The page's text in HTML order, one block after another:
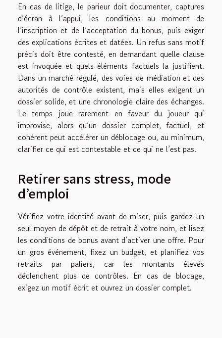
En cas de litige, le parieur doit documenter, captures
d’écran à l’appui, les conditions au moment de
l’inscription et de l’acceptation du bonus, puis exiger
des explications écrites et datées. Un refus sans motif
précis doit être contesté, en demandant quelle clause
est invoquée et quels éléments factuels la justifient.
Dans un marché régulé, des voies de médiation et des
autorités de contrôle existent, mais elles exigent un
dossier solide, et une chronologie claire des échanges.
Le temps joue rarement en faveur du joueur qui
improvise, alors qu’un dossier complet, factuel, et
cohérent peut accélérer un déblocage ou, au minimum,
clarifier ce qui est contestable et ce qui ne l’est pas.
Retirer sans stress, mode
d’emploi
Vérifiez votre identité avant de miser, puis gardez un
seul moyen de dépôt et de retrait à votre nom, et lisez
les conditions de bonus avant d’activer une offre. Pour
un gros événement, fixez un budget, et planifiez vos
retraits par paliers, car les montants élevés
déclenchent plus de contrôles. En cas de blocage,
exigez un motif écrit et ouvrez un dossier complet.